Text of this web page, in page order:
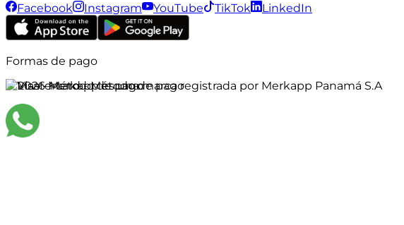
Facebook
Instagram YouTube TikTok LinkedIn
Formas de pago
©2026Merkapp es una marca registrada por Merkapp Panamá S.A